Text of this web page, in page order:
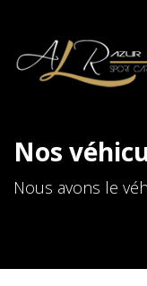
Nos
Nous avons le